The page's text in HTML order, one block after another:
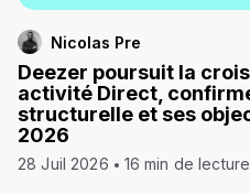
Nicolas Pre
Deezer poursuit la
activité Direct,
structurelle et ses
2026
28 Juil 2026 16 min de lecture